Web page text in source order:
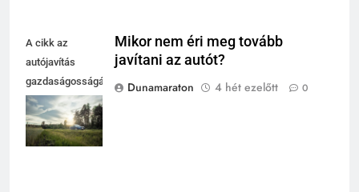
A cikk az
autójavítás
gazdaságosságáról
szól, hogy mikor
éri meg a javítás
Mikor nem éri meg tovább